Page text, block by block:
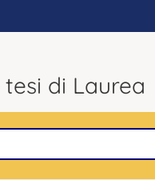
di Laurea